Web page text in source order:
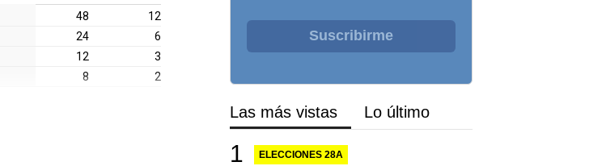
48
12
24
6
12
3
8 2
Suscribirme
Las más vistas Lo último
ELECCIONES 28A